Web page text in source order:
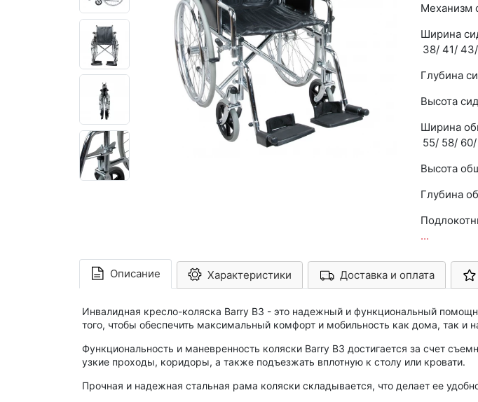
Механизм
Ширина
38/ 41/
Глубина
Высота
Ширина
55/ 58/
Высота
Глубина
...
Описание Характеристики Арконт-Мед Доставка и оплата
Инвалидная кресло-коляска Barry B3 - это надежный и функциональный
того, чтобы обеспечить максимальный комфорт и мобильность как дома, так и
Функциональность и маневренность коляски Barry B3 достигается за счет
узкие проходы, коридоры, а также подъезжать вплотную к столу или кровати.
Прочная и надежная стальная рама коляски складывается, что делает ее